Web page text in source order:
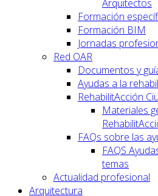
Arquitectos
Formación
Formación BIM
Jornadas
Red OAR
Documentos y
Ayudas a la
RehabilitAcción
Materiales
FAQs sobre las
FAQS
temas
Actualidad profesional
Arquitectura